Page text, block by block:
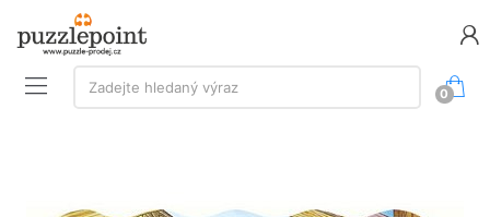
Vyhledávání:
Zadejte hledaný výraz
0